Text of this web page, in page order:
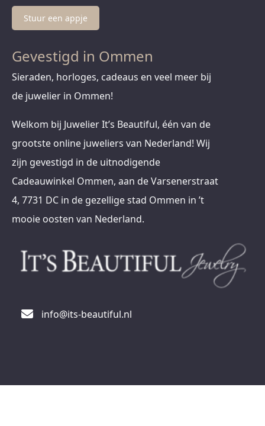
Stuur een appje
Gevestigd in Ommen
Sieraden, horloges, cadeaus en veel meer bij
de juwelier in Ommen!
Welkom bij Juwelier It’s Beautiful, één van de
grootste online juweliers van Nederland! Wij
zijn gevestigd in de uitnodigende
Cadeauwinkel Ommen, aan de Varsenerstraat
4, 7731 DC in de gezellige stad Ommen in ’t
mooie oosten van Nederland.
info@its-beautiful.nl